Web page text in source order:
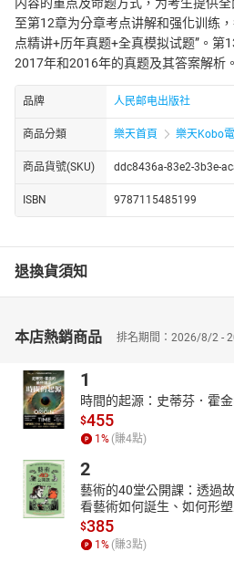
至第12章为分章考点讲解和强化训练
点精讲+历年真题+全真模拟试题”。第
2017年和2016年的真题及其答案解析。
品牌 人民邮电出版社
商品分類 樂天首頁 樂天Kobo
商品貨號(SKU) ddc8436a-83e2-3b3e-
ISBN 9787115485199
退換貨須知
本店熱銷商品 排名期間：2026/8/2 -
1
時間的起源：史蒂芬．霍
$455
1% (賺4點)
2
藝術的40堂公開課：透過
看藝術如何誕生、如何形塑
$385
1% (賺3點)